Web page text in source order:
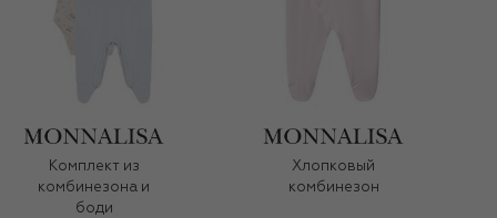
Комплект из
комбинезона и
боди
Хлопковый
комбинезон